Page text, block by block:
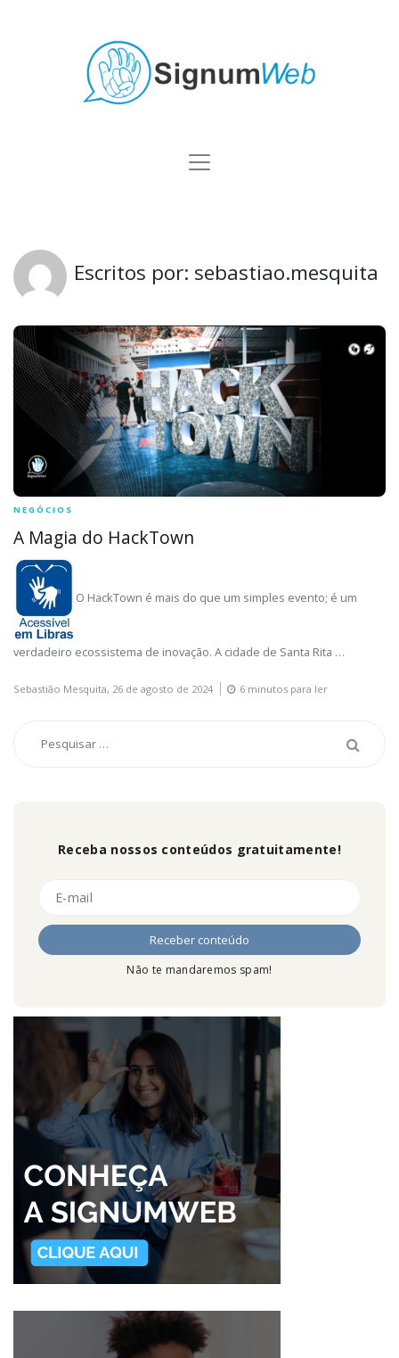
Escritos por: sebastiao.mesquita
NEGÓCIOS
A Magia do HackTown
O HackTown é mais do que um simples evento; é um
verdadeiro ecossistema de inovação. A cidade de Santa Rita …
Sebastião Mesquita, 26 de agosto de 2024 6 minutos para ler
Receba nossos conteúdos gratuitamente!
Não te mandaremos spam!